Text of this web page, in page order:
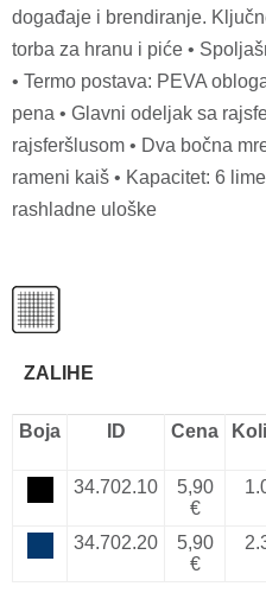
događaje i brendiranje.
torba za hranu i piće •
• Termo postava: PEVA
pena • Glavni odeljak sa
rajsferšlusom • Dva bočna
rameni kaiš • Kapacitet: 6
rashladne uloške
ZALIHE
Boja ID Cena
34.702.10
5,90
€
34.702.20
5,90
€